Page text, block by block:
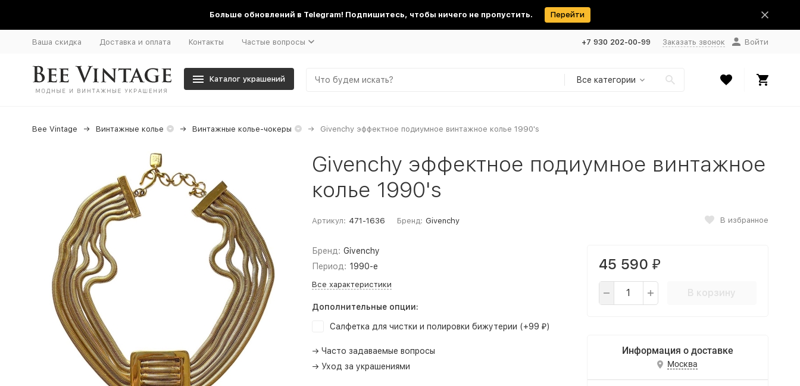
Больше обновлений в Telegram! Подпишитесь, чтобы ничего не пропустить. Перейти
Ваша скидка Доставка и оплата Контакты Частые вопросы +7 930 202-00-99 Заказать звонок Войти
Каталог украшений Все категории
Bee Vintage Винтажные колье Винтажные колье-чокеры Givenchy эффектное подиумное винтажное колье 1990's
Givenchy эффектное подиумное винтажное
колье 1990's
Артикул: 471-1636 Бренд: Givenchy В избранное
Бренд: Givenchy
Период: 1990-е
Все характеристики
Дополнительные опции:
Салфетка для чистки и полировки бижутерии (+99 ₽)
→ Часто задаваемые вопросы
→ Уход за украшениями
45 590 ₽
В корзину
Информация о доставке
Москва